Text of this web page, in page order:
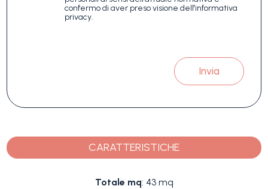
confermo di aver preso visione dell'informativa
privacy.
Invia
CARATTERISTICHE
Totale mq: 43 mq